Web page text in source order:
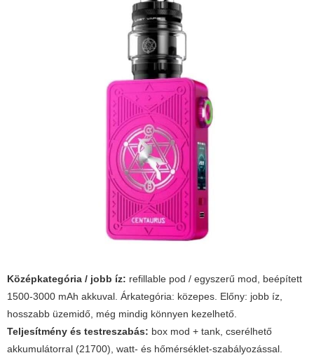
Középkategória / jobb íz: refillable pod / egyszerű mod, beépített
1500-3000 mAh akkuval. Árkategória: közepes. Előny: jobb íz,
hosszabb üzemidő, még mindig könnyen kezelhető.
Teljesítmény és testreszabás: box mod + tank, cserélhető
akkumulátorral (21700), watt- és hőmérséklet-szabályozással.